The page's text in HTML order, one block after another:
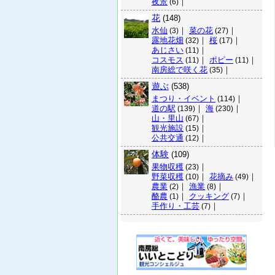
(6)
花 (148)
水仙 (3) ｜ 菜の花 (27) ｜
露地花畑 (32) ｜ 桜 (17) ｜
あじさい (11) ｜
コスモス (11) ｜ ポピー (11) ｜
南房総で咲く花 (35) ｜
遊ぶ (538)
まつり・イベント (114) ｜
道の駅 (139) ｜ 海 (230) ｜
山・里山 (67) ｜
観光施設 (15) ｜
公共交通 (12) ｜
体験 (109)
果物収穫 (23) ｜
野菜収穫 (10) ｜ 花摘み (49) ｜
農業 (2) ｜ 漁業 (8) ｜
酪農 (1) ｜ クッキング (7) ｜
手作り・工芸 (7) ｜